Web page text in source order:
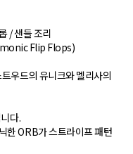
/ 샌들 조리
Flip Flops)
우드의 유니크와 멜리사의
다.
한 ORB가 스트라이프 패턴